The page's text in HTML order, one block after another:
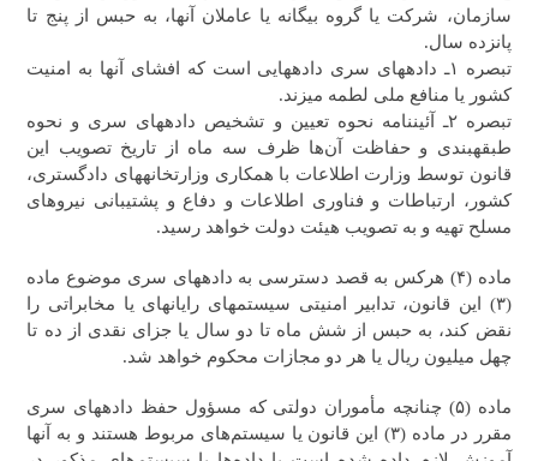
سازمان، شرکت یا گروه بیگانه یا عاملان آنها، به حبس از پنج تا
پانزده سال.
تبصره ۱ـ داده‎های سری داده‎هایی است که افشای آنها به امنیت
کشور یا منافع ملی لطمه می‎زند.
تبصره ۲ـ آئین‎نامه نحوه تعیین و تشخیص داده‎های سری و نحوه
طبقه‎بندی و حفاظت آن‌ها ظرف سه ماه از تاریخ تصویب این
قانون توسط وزارت اطلاعات با همکاری وزارت‎خانه‎های دادگستری،
کشور، ارتباطات و فناوری اطلاعات و دفاع و پشتیبانی نیروهای
مسلح تهیه و به تصویب هیئت دولت خواهد رسید.
ماده (۴) هرکس به قصد دسترسی به داده‎های سری موضوع ماده
(۳) این قانون،‌ تدابیر امنیتی سیستم‎های رایانه‎ای یا مخابراتی را
نقض کند، به حبس از شش ماه تا دو سال یا جزای نقدی از ده تا
چهل میلیون ریال یا هر دو مجازات محکوم خواهد شد.
‎‎‎ماده (۵) چنانچه مأموران دولتی که مسؤول حفظ داده‎های سری
مقرر در ماده (۳) این قانون یا سیستم‌های مربوط هستند و به آنها